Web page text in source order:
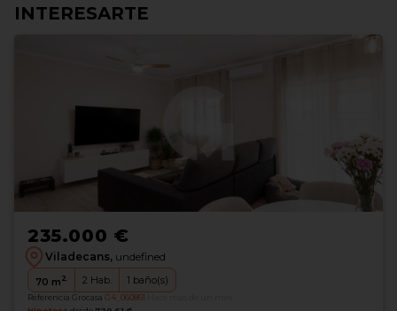
INTERESARTE
235.000 €
Viladecans, undefined
70 m2 2 Hab. 1 baño(s)
Referencia Grocasa G4_060861